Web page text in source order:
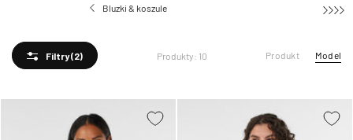
Bluzki & koszule Bluzki
Filtry(2) Produkty: 10 Produkt Model